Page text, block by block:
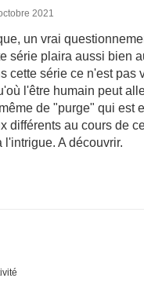
2021
un vrai
série plaira aussi bien
cette série ce n'est pas
l'être humain peut
de "purge" qui est
différents au cours de
A découvrir.